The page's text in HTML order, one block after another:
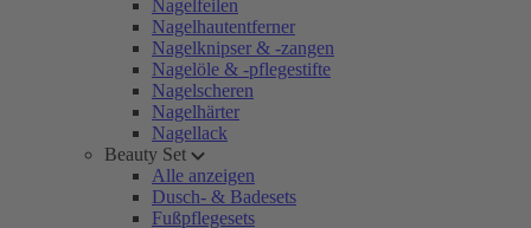
Nagelfeilen
Nagelhautentferner
Nagelknipser & -zangen
Nagelöle & -pflegestifte
Nagelscheren
Nagelhärter
Nagellack
Beauty Set
Alle anzeigen
Dusch- & Badesets
Fußpflegesets